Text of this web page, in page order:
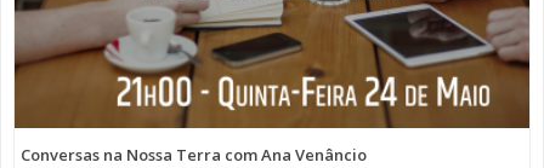
Conversas na Nossa Terra com Ana Venâncio